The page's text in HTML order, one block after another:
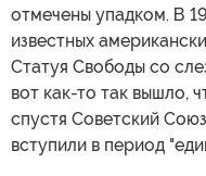
отмечены упадком. В
известных
Статуя Свободы со
вот как-то так вышло,
спустя Советский
вступили в период